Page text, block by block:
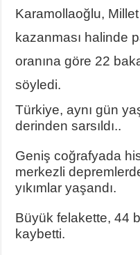
Karamollaoğlu, Millet
kazanması halinde
oranına göre 22
söyledi.
Türkiye, aynı gün
derinden sarsıldı..
Geniş coğrafyada
merkezli
yıkımlar yaşandı.
Büyük felakette, 44
kaybetti.